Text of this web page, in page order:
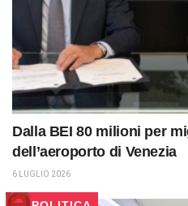
Dalla BEI 80 milioni per
dell’aeroporto di Venezia
6 LUGLIO 2026